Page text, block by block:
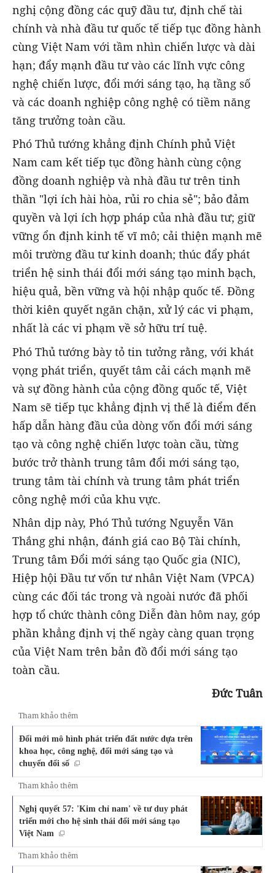
nghị cộng đồng các quỹ đầu tư, định chế tài
chính và nhà đầu tư quốc tế tiếp tục đồng hành
cùng Việt Nam với tầm nhìn chiến lược và dài
hạn; đẩy mạnh đầu tư vào các lĩnh vực công
nghệ chiến lược, đổi mới sáng tạo, hạ tầng số
và các doanh nghiệp công nghệ có tiềm năng
tăng trưởng toàn cầu.
Phó Thủ tướng khẳng định Chính phủ Việt
Nam cam kết tiếp tục đồng hành cùng cộng
đồng doanh nghiệp và nhà đầu tư trên tinh
thần "lợi ích hài hòa, rủi ro chia sẻ"; bảo đảm
quyền và lợi ích hợp pháp của nhà đầu tư; giữ
vững ổn định kinh tế vĩ mô; cải thiện mạnh mẽ
môi trường đầu tư kinh doanh; thúc đẩy phát
triển hệ sinh thái đổi mới sáng tạo minh bạch,
hiệu quả, bền vững và hội nhập quốc tế. Đồng
thời kiên quyết ngăn chặn, xử lý các vi phạm,
nhất là các vi phạm về sở hữu trí tuệ.
Phó Thủ tướng bày tỏ tin tưởng rằng, với khát
vọng phát triển, quyết tâm cải cách mạnh mẽ
và sự đồng hành của cộng đồng quốc tế, Việt
Nam sẽ tiếp tục khẳng định vị thế là điểm đến
hấp dẫn hàng đầu của dòng vốn đổi mới sáng
tạo và công nghệ chiến lược toàn cầu, từng
bước trở thành trung tâm đổi mới sáng tạo,
trung tâm tài chính và trung tâm phát triển
công nghệ mới của khu vực.
Nhân dịp này, Phó Thủ tướng Nguyễn Văn
Thắng ghi nhận, đánh giá cao Bộ Tài chính,
Trung tâm Đổi mới sáng tạo Quốc gia (NIC),
Hiệp hội Đầu tư vốn tư nhân Việt Nam (VPCA)
cùng các đối tác trong và ngoài nước đã phối
hợp tổ chức thành công Diễn đàn hôm nay, góp
phần khẳng định vị thế ngày càng quan trọng
của Việt Nam trên bản đồ đổi mới sáng tạo
toàn cầu.
Đức Tuân
Tham khảo thêm
Đổi mới mô hình phát triển đất nước dựa trên
khoa học, công nghệ, đổi mới sáng tạo và
chuyển đổi số
Tham khảo thêm
Nghị quyết 57: 'Kim chỉ nam' về tư duy phát
triển mới cho hệ sinh thái đổi mới sáng tạo
Việt Nam
Tham khảo thêm